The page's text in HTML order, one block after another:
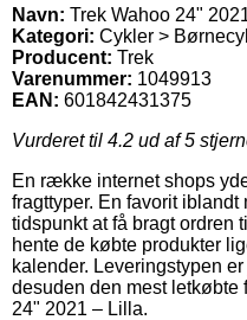
Navn: Trek Wahoo 24"
Kategori: Cykler >
Producent: Trek
Varenummer: 1049913
EAN: 601842431375
Vurderet til 4.2 ud af 5
En række internet shops
fragttyper. En favorit
tidspunkt at få bragt ordren
hente de købte produkter
kalender. Leveringstypen
desuden den mest letkøbte
24" 2021 – Lilla.